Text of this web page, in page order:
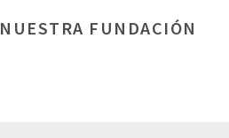
FUNDACIÓN